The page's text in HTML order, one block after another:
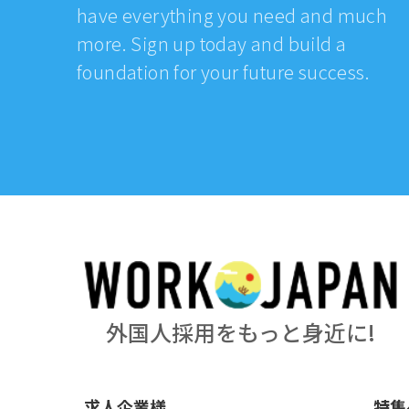
have everything you need and much
more. Sign up today and build a
foundation for your future success.
外国人採用をもっと身近に!